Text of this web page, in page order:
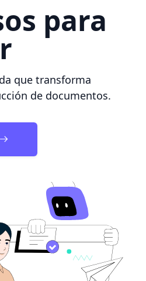
para
que transforma
de documentos.